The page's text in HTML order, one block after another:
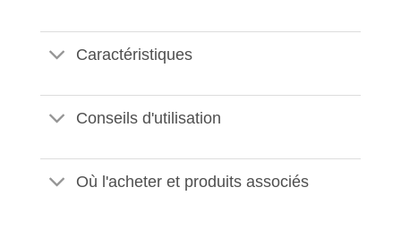
Caractéristiques
Conseils d'utilisation
Où l'acheter et produits associés